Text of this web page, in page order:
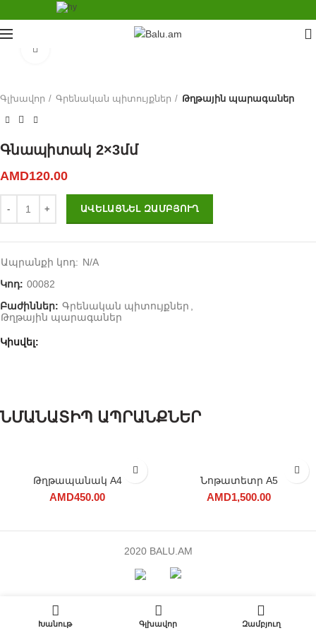
Գլխավոր Գրենական պիտույքներ Թղթային պարագաներ
Գնապիտակ 2×3մմ
AMD120.00
ԱՎԵԼԱՑՆԵԼ ԶԱՄԲՅՈՒՂ
Ապրանքի կոդ: N/A
Կոդ: 00082
Բաժիններ: Գրենական պիտույքներ
Թղթային պարագաներ
Կիսվել
ՆՄԱՆԱՏԻՊ ԱՊՐԱՆՔՆԵՐ
Թղթապանակ A4
AMD450.00
Նոթատետր A5
AMD1,500.00
2020 BALU.AM
Խանութ Գլխավոր Զամբյուղ